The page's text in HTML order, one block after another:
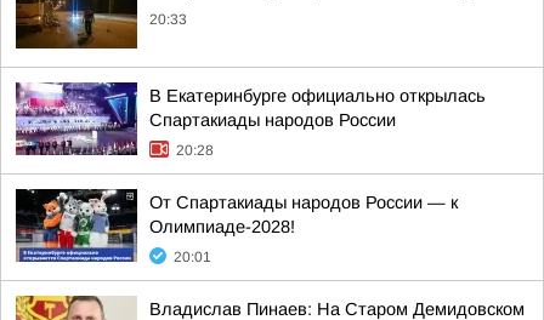
20:33
В Екатеринбурге официально открылась
Спартакиады народов России
20:28
От Спартакиады народов России — к
Олимпиаде-2028!
20:01
Владислав Пинаев: На Старом Демидовском